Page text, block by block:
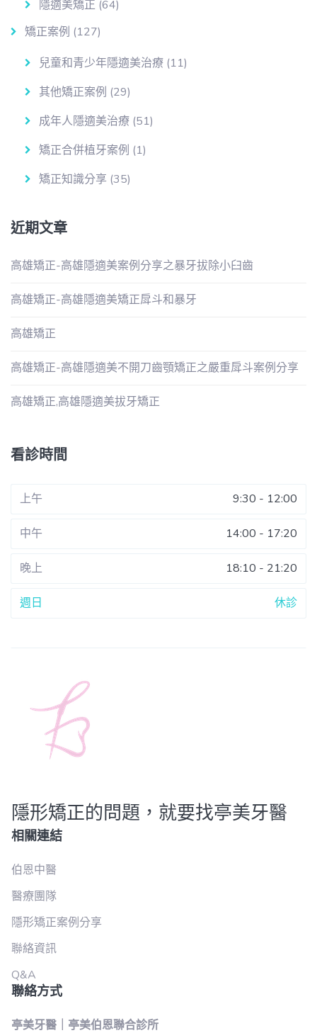
隱適美矯正 (64)
矯正案例 (127)
兒童和青少年隱適美治療 (11)
其他矯正案例 (29)
成年人隱適美治療 (51)
矯正合併植牙案例 (1)
矯正知識分享 (35)
近期文章
高雄矯正-高雄隱適美案例分享之暴牙拔除小臼齒
高雄矯正-高雄隱適美矯正戽斗和暴牙
高雄矯正
高雄矯正-高雄隱適美不開刀齒顎矯正之嚴重戽斗案例分享
高雄矯正,高雄隱適美拔牙矯正
看診時間
上午 9:30 - 12:00
中午 14:00 - 17:20
晚上 18:10 - 21:20
週日 休診
隱形矯正的問題，就要找亭美牙醫
相關連結
伯恩中醫
醫療團隊
隱形矯正案例分享
聯絡資訊
Q&A
聯絡方式
亭美牙醫｜亭美伯恩聯合診所